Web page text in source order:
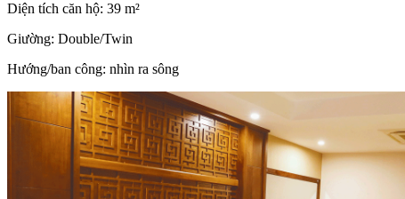
Diện tích căn hộ: 39 m²
Giường: Double/Twin
Hướng/ban công: nhìn ra sông